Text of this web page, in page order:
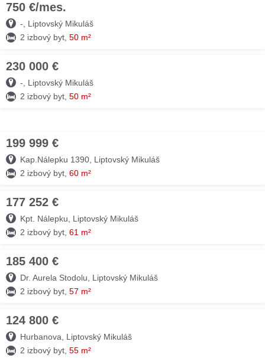
750 €/mes.
-, Liptovský Mikuláš
2 izbový byt, 50 m²
230 000 €
-, Liptovský Mikuláš
2 izbový byt, 50 m²
199 999 €
Kap.Nálepku 1390, Liptovský Mikuláš
2 izbový byt, 60 m²
177 252 €
Kpt. Nálepku, Liptovský Mikuláš
2 izbový byt, 61 m²
185 400 €
Dr. Aurela Stodolu, Liptovský Mikuláš
2 izbový byt, 57 m²
124 800 €
Hurbanova, Liptovský Mikuláš
2 izbový byt, 55 m²